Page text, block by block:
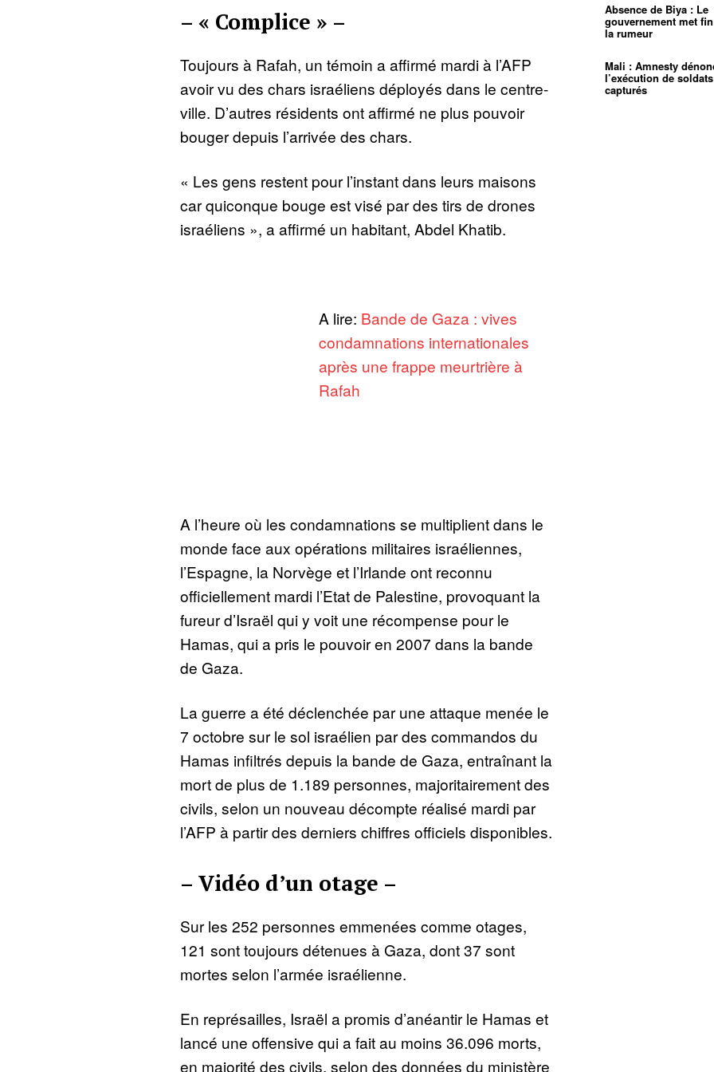
– « Complice » –
Toujours à Rafah, un témoin a affirmé mardi à l’AFP
avoir vu des chars israéliens déployés dans le centre-
ville. D’autres résidents ont affirmé ne plus pouvoir
bouger depuis l’arrivée des chars.
« Les gens restent pour l’instant dans leurs maisons
car quiconque bouge est visé par des tirs de drones
israéliens », a affirmé un habitant, Abdel Khatib.
A lire: Bande de Gaza : vives
condamnations internationales
après une frappe meurtrière à
Rafah
A l’heure où les condamnations se multiplient dans le
monde face aux opérations militaires israéliennes,
l’Espagne, la Norvège et l’Irlande ont reconnu
officiellement mardi l’Etat de Palestine, provoquant la
fureur d’Israël qui y voit une récompense pour le
Hamas, qui a pris le pouvoir en 2007 dans la bande
de Gaza.
La guerre a été déclenchée par une attaque menée le
7 octobre sur le sol israélien par des commandos du
Hamas infiltrés depuis la bande de Gaza, entraînant la
mort de plus de 1.189 personnes, majoritairement des
civils, selon un nouveau décompte réalisé mardi par
l’AFP à partir des derniers chiffres officiels disponibles.
– Vidéo d’un otage –
Sur les 252 personnes emmenées comme otages,
121 sont toujours détenues à Gaza, dont 37 sont
mortes selon l’armée israélienne.
En représailles, Israël a promis d’anéantir le Hamas et
lancé une offensive qui a fait au moins 36.096 morts,
en majorité des civils, selon des données du ministère
Absence de Biya : Le
gouvernement met
la rumeur
Mali : Amnesty
l’exécution de soldats
capturés